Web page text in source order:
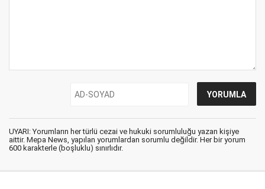
UYARI: Yorumların her türlü cezai ve hukuki sorumluluğu yazan kişiye
aittir. Mepa News, yapılan yorumlardan sorumlu değildir. Her bir yorum
600 karakterle (boşluklu) sınırlıdır.